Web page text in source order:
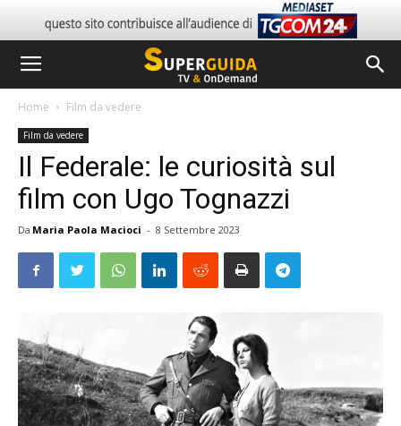
Home Film da vedere
Film da vedere
Il Federale: le curiosità sul
film con Ugo Tognazzi
Da Maria Paola Macioci - 8 Settembre 2023